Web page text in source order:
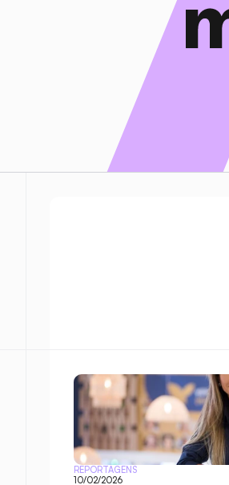
REPORTAGENS
10/02/2026